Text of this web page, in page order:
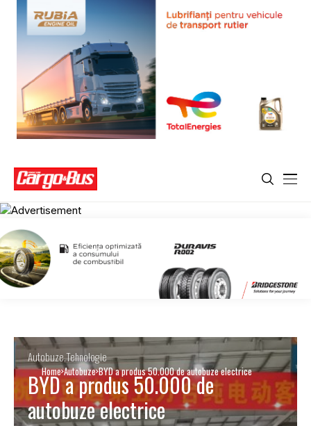
Home Autobuze BYD a produs 50.000 de autobuze electrice
AutobuzeTehnologie
BYD a produs 50.000 de
autobuze electrice